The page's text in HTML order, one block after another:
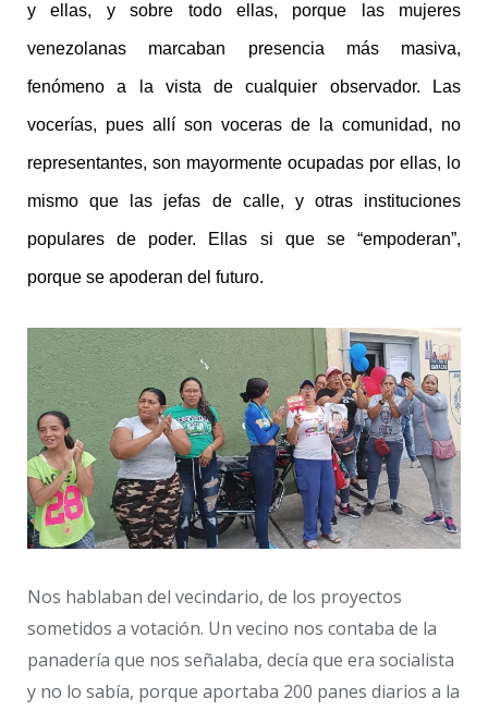
y ellas, y sobre todo ellas, porque las mujeres
venezolanas marcaban presencia más masiva,
fenómeno a la vista de cualquier observador. Las
vocerías, pues allí son voceras de la comunidad, no
representantes, son mayormente ocupadas por ellas, lo
mismo que las jefas de calle, y otras instituciones
populares de poder. Ellas si que se “empoderan”,
porque se apoderan del futuro.
Nos hablaban del vecindario, de los proyectos
sometidos a votación. Un vecino nos contaba de la
panadería que nos señalaba, decía que era socialista
y no lo sabía, porque aportaba 200 panes diarios a la